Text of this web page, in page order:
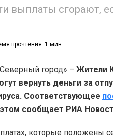
выплаты сгорают,
прочтения: 1 мин.
город» – Жители
вернуть деньги за
Соответствующее
сообщает РИА
которые положены